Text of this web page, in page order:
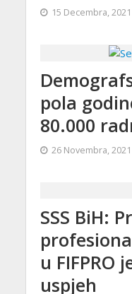
15 Decembra, 2021
pola
80.000
26 Novembra, 2021
SSS BiH:
u FIFPRO
uspjeh